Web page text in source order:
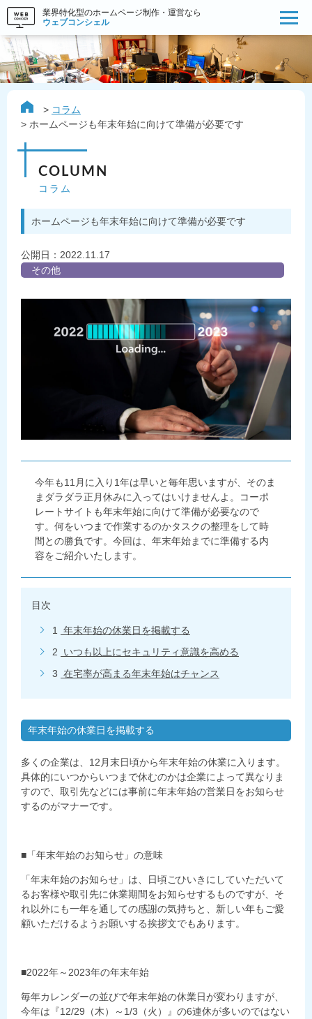
業界特化型のホームページ制作・運営なら
ウェブコンシェル
コラム
ホームページも年末年始に向けて準備が必要です
COLUMN
コラム
ホームページも年末年始に向けて準備が必要です
公開日： 2022.11.17
その他
今年も11月に入り1年は早いと毎年思いますが、そのま
まダラダラ正月休みに入ってはいけませんよ。コーポ
レートサイトも年末年始に向けて準備が必要なので
す。何をいつまで作業するのかタスクの整理をして時
間との勝負です。今回は、年末年始までに準備する内
容をご紹介いたします。
目次
1
年末年始の休業日を掲載する
2
いつも以上にセキュリティ意識を高める
3 在宅率が高まる年末年始はチャンス
年末年始の休業日を掲載する
多くの企業は、12月末日頃から年末年始の休業に入ります。
具体的にいつからいつまで休むのかは企業によって異なりま
すので、取引先などには事前に年末年始の営業日をお知らせ
するのがマナーです。
■「年末年始のお知らせ」の意味
「年末年始のお知らせ」は、日頃ごひいきにしていただいて
るお客様や取引先に休業期間をお知らせするものですが、そ
れ以外にも一年を通しての感謝の気持ちと、新しい年もご愛
顧いただけるようお願いする挨拶文でもあります。
■2022年～2023年の年末年始
毎年カレンダーの並びで年末年始の休業日が変わりますが、
今年は『12/29（木）～1/3（火）』の6連休が多いのではない